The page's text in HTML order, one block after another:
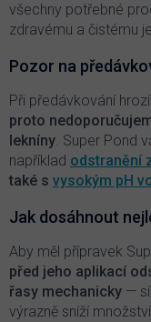
všechny potřebné
zdravému a čistému
Pozor na
Při předávkování
proto
lekníny. Super Pond
například odstranění
také s vysokým pH
Jak dosáhnout
Aby měl přípravek
před jeho aplikací
řasy mechanicky —
výrazně sníží